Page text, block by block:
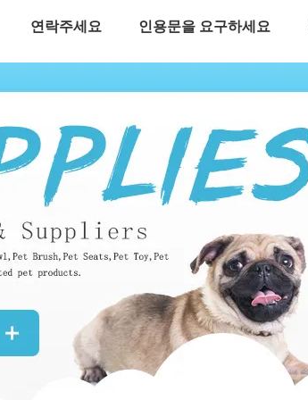
연락주세요 인용문을 요구하세요